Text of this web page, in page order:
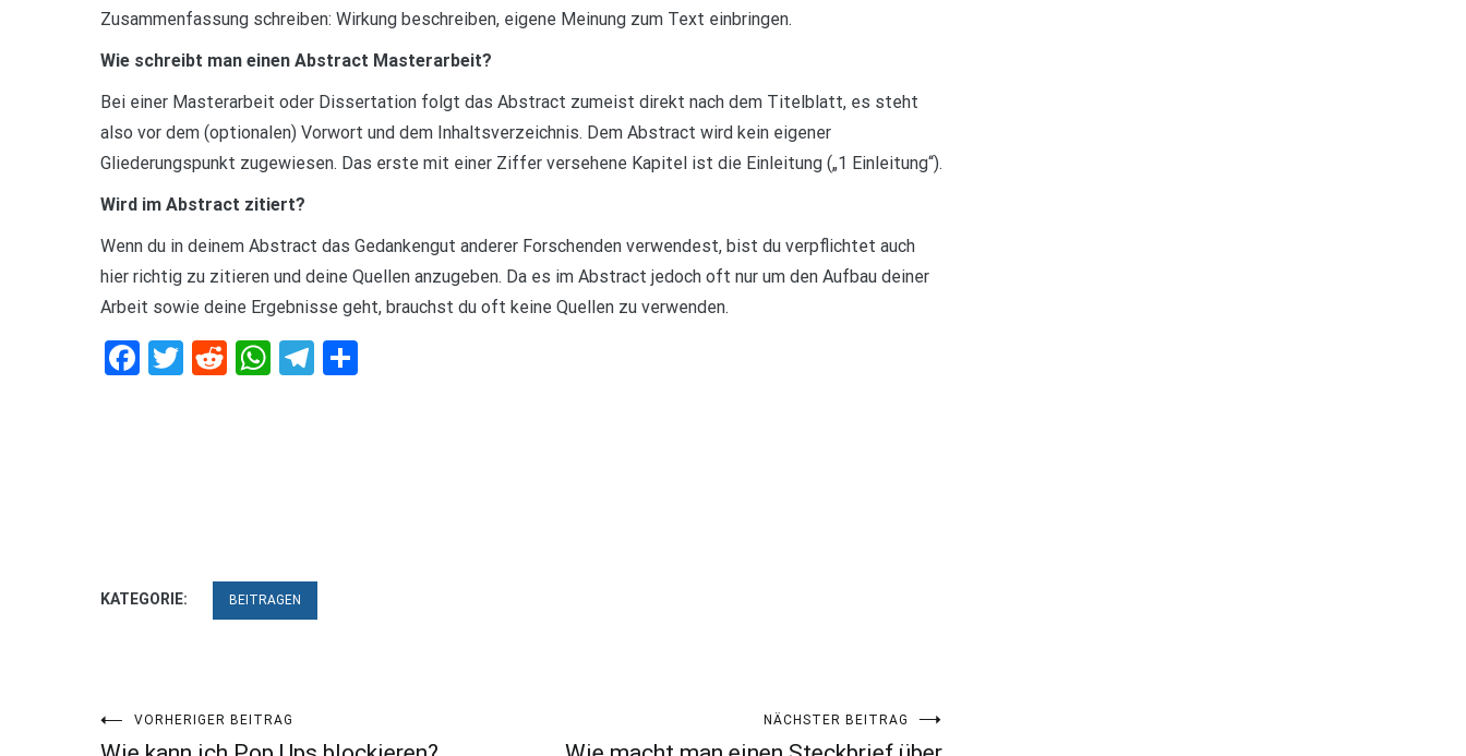
Zusammenfassung schreiben: Wirkung beschreiben, eigene Meinung zum Text einbringen.
Wie schreibt man einen Abstract Masterarbeit?
Bei einer Masterarbeit oder Dissertation folgt das Abstract zumeist direkt nach dem Titelblatt, es steht
also vor dem (optionalen) Vorwort und dem Inhaltsverzeichnis. Dem Abstract wird kein eigener
Gliederungspunkt zugewiesen. Das erste mit einer Ziffer versehene Kapitel ist die Einleitung („1 Einleitung“).
Wird im Abstract zitiert?
Wenn du in deinem Abstract das Gedankengut anderer Forschenden verwendest, bist du verpflichtet auch
hier richtig zu zitieren und deine Quellen anzugeben. Da es im Abstract jedoch oft nur um den Aufbau deiner
Arbeit sowie deine Ergebnisse geht, brauchst du oft keine Quellen zu verwenden.
Facebook
Twitter
RedditWhatsApp
Telegram
KATEGORIE: BEITRAGEN
Beitragsnavigation
VORHERIGER BEITRAG NÄCHSTER BEITRAG